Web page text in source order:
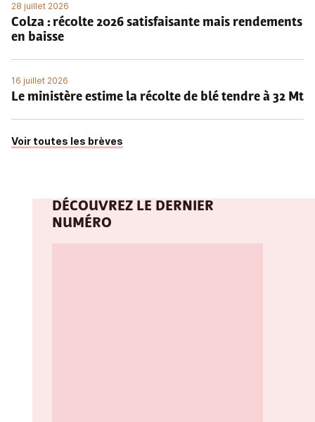
28 juillet 2026
Colza : récolte 2026 satisfaisante mais rendements
en baisse
16 juillet 2026
Le ministère estime la récolte de blé tendre à 32 Mt
Voir toutes les brèves
DÉCOUVREZ LE DERNIER
NUMÉRO